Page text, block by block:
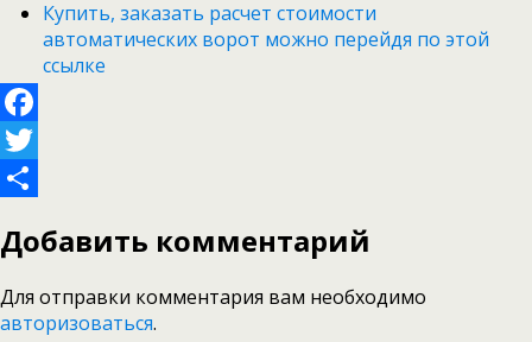
Купить, заказать расчет стоимости
автоматических ворот можно перейдя по этой
ссылке
Facebook
Twitter
Добавить комментарий
Для отправки комментария вам необходимо
авторизоваться.